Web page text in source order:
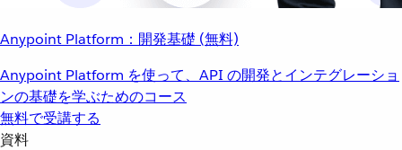
Anypoint Platform：開発基礎 (無料)
Anypoint Platform を使って、API の開発とインテグレーショ
ンの基礎を学ぶためのコース
無料で受講する
資料